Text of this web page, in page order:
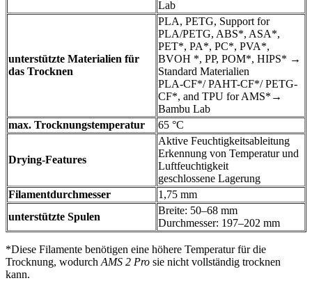
Lab
unterstützte Materialien für
das Trocknen
PLA, PETG, Support for
PLA/PETG, ABS*, ASA*,
PET*, PA*, PC*, PVA*,
BVOH *, PP, POM*, HIPS* →
Standard Materialien
PLA-CF*/ PAHT-CF*/ PETG-
CF*, and TPU for AMS*→
Bambu Lab
max. Trocknungstemperatur
65 °C
Drying-Features
Aktive Feuchtigkeitsableitung
Erkennung von Temperatur und
Luftfeuchtigkeit
geschlossene Lagerung
Filamentdurchmesser
1,75 mm
unterstützte Spulen
Breite: 50–68 mm
Durchmesser: 197–202 mm
*Diese Filamente benötigen eine höhere Temperatur für die
Trocknung, wodurch AMS 2 Pro sie nicht vollständig trocknen
kann.